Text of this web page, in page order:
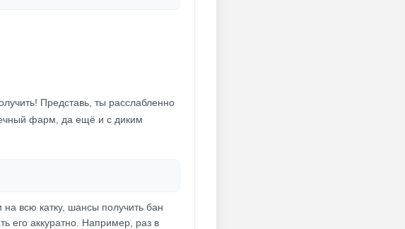
Представь, ты расслабленно
фарм, да ещё и с диким
всю катку, шансы получить бан
его аккуратно. Например, раз в